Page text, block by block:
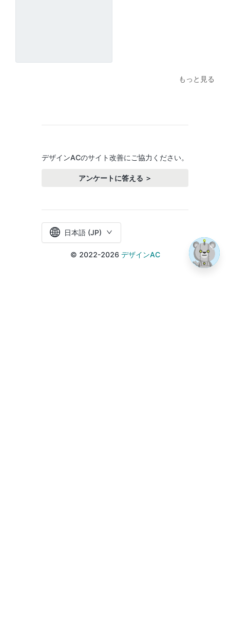
もっと見る
デザインACのサイト改善にご協力ください。
アンケートに答える ＞
日本語 (JP)
© 2022-2026 デザインAC